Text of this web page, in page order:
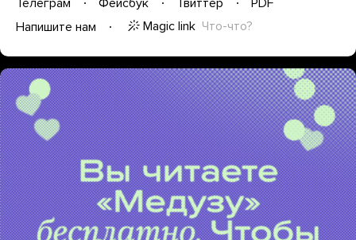
Напишите нам
Magic link Что-что?